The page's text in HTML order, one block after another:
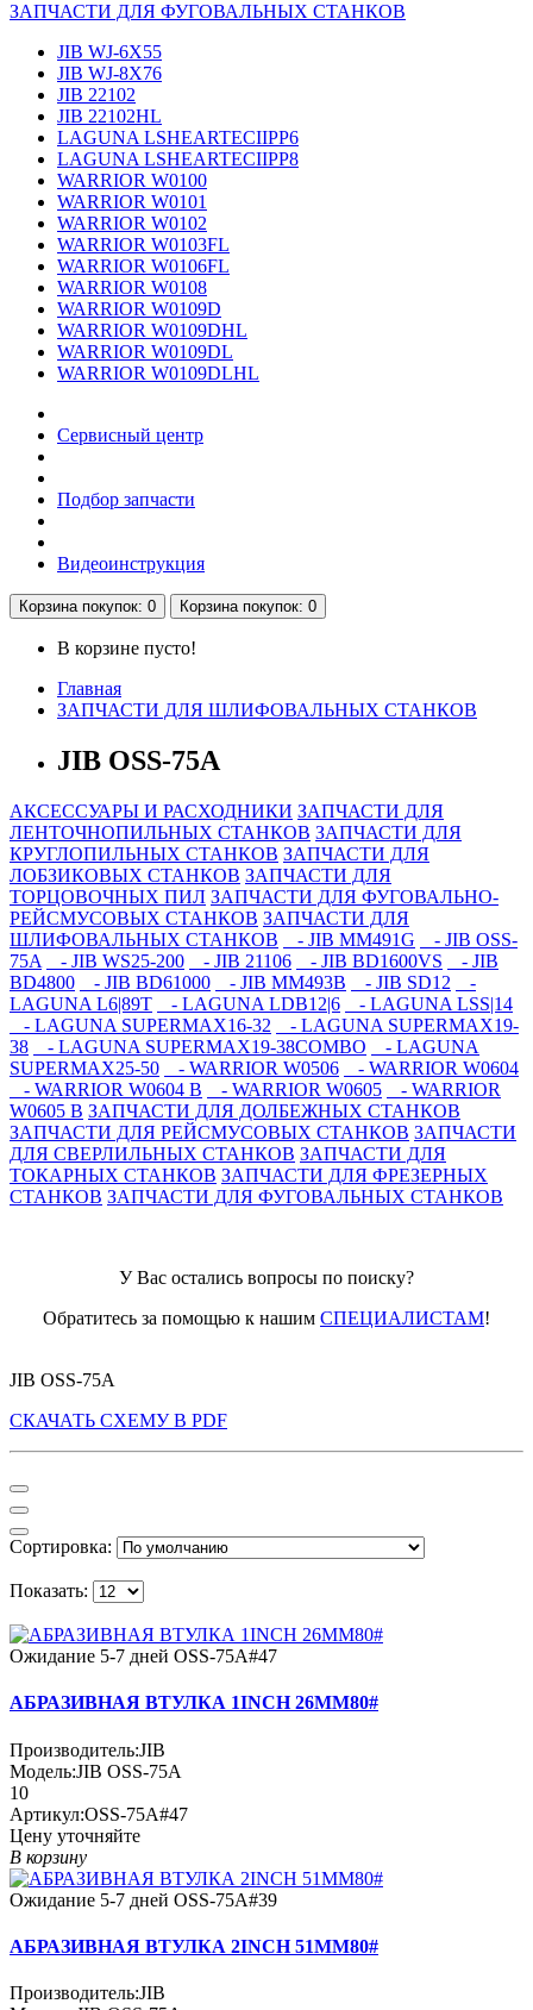
ЗАПЧАСТИ ДЛЯ ФУГОВАЛЬНЫХ СТАНКОВ
JIB WJ-6X55
JIB WJ-8X76
JIB 22102
JIB 22102HL
LAGUNA LSHEARTECIIPP6
LAGUNA LSHEARTECIIPP8
WARRIOR W0100
WARRIOR W0101
WARRIOR W0102
WARRIOR W0103FL
WARRIOR W0106FL
WARRIOR W0108
WARRIOR W0109D
WARRIOR W0109DHL
WARRIOR W0109DL
WARRIOR W0109DLHL
Сервисный центр
Подбор запчасти
Видеоинструкция
Корзинапокупок: 0 Корзинапокупок: 0
В корзине пусто!
Главная
ЗАПЧАСТИ ДЛЯ ШЛИФОВАЛЬНЫХ СТАНКОВ
JIB OSS-75A
АКСЕССУАРЫ И РАСХОДНИКИ ЗАПЧАСТИ ДЛЯ
ЛЕНТОЧНОПИЛЬНЫХ СТАНКОВ ЗАПЧАСТИ ДЛЯ
КРУГЛОПИЛЬНЫХ СТАНКОВ ЗАПЧАСТИ ДЛЯ
ЛОБЗИКОВЫХ СТАНКОВ ЗАПЧАСТИ ДЛЯ
ТОРЦОВОЧНЫХ ПИЛ ЗАПЧАСТИ ДЛЯ ФУГОВАЛЬНО-
РЕЙСМУСОВЫХ СТАНКОВ ЗАПЧАСТИ ДЛЯ
ШЛИФОВАЛЬНЫХ СТАНКОВ
- JIB MM491G
- JIB OSS-
75A
- JIB WS25-200 - JIB 21106 - JIB BD1600VS
- JIB
BD4800
- JIB BD61000 - JIB MM493B - JIB SD12
-
LAGUNA L6|89T
- LAGUNA LDB12|6
- LAGUNA LSS|14
- LAGUNA SUPERMAX16-32
- LAGUNA SUPERMAX19-
38
- LAGUNA SUPERMAX19-38COMBO
- LAGUNA
SUPERMAX25-50
- WARRIOR W0506
- WARRIOR W0604
- WARRIOR W0604 B
- WARRIOR W0605
- WARRIOR
W0605 B ЗАПЧАСТИ ДЛЯ ДОЛБЕЖНЫХ СТАНКОВ
ЗАПЧАСТИ ДЛЯ РЕЙСМУСОВЫХ СТАНКОВ ЗАПЧАСТИ
ДЛЯ СВЕРЛИЛЬНЫХ СТАНКОВ ЗАПЧАСТИ ДЛЯ
ТОКАРНЫХ СТАНКОВ ЗАПЧАСТИ ДЛЯ ФРЕЗЕРНЫХ
СТАНКОВ ЗАПЧАСТИ ДЛЯ ФУГОВАЛЬНЫХ СТАНКОВ
У Вас остались вопросы по поиску?
Обратитесь за помощью к нашим СПЕЦИАЛИСТАМ!
JIB OSS-75A
СКАЧАТЬ СХЕМУ В PDF
Сортировка:
Показать:
Ожидание 5-7 дней OSS-75A#47
АБРАЗИВНАЯ ВТУЛКА 1INCH 26MM80#
Производитель:JIB
Модель:JIB OSS-75A
10
Артикул:OSS-75A#47
Цену уточняйте
В корзину
Ожидание 5-7 дней OSS-75A#39
АБРАЗИВНАЯ ВТУЛКА 2INCH 51MM80#
Производитель:JIB